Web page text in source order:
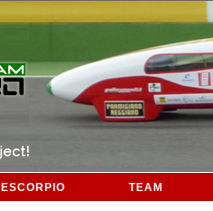
ESCORPIO TEAM